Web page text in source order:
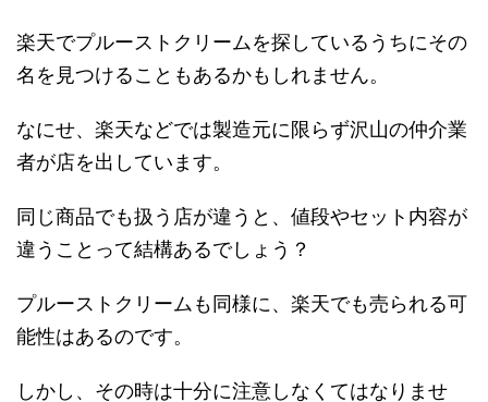
楽天でプルーストクリームを探しているうちにその
名を見つけることもあるかもしれません。
なにせ、楽天などでは製造元に限らず沢山の仲介業
者が店を出しています。
同じ商品でも扱う店が違うと、値段やセット内容が
違うことって結構あるでしょう？
プルーストクリームも同様に、楽天でも売られる可
能性はあるのです。
しかし、その時は十分に注意しなくてはなりませ